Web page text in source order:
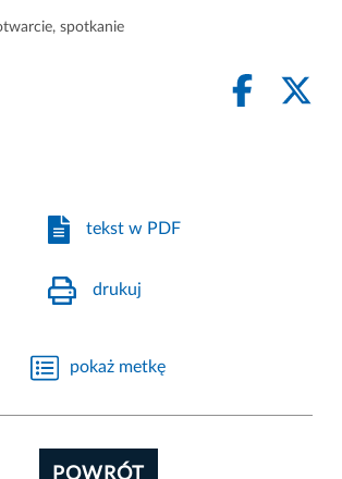
, spotkanie
tekst w PDF
drukuj
pokaż metkę
POWRÓT